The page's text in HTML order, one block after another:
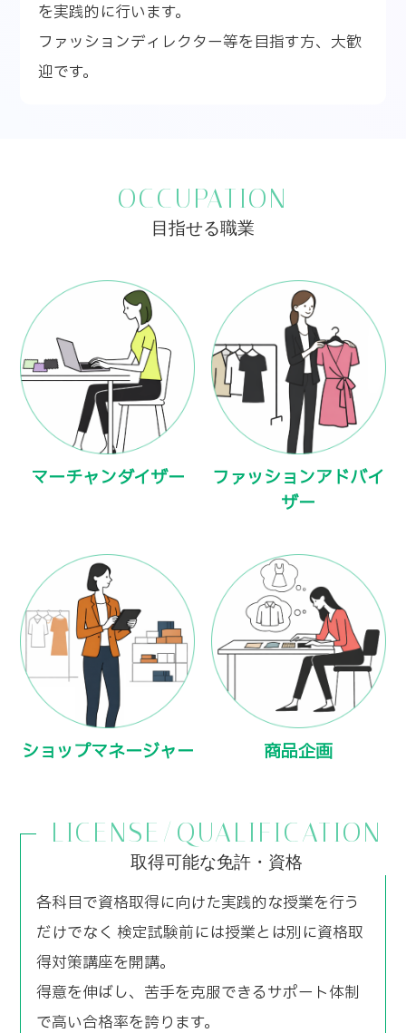
を実践的に行います。
ファッションディレクター等を目指す方、大歓
迎です。
OCCUPATION
目指せる職業
マーチャンダイザー
ファッションアドバイ
ザー
ショップマネージャー 商品企画
LICENSE/QUALIFICATION
取得可能な免許・資格
各科目で資格取得に向けた実践的な授業を行う
だけでなく 検定試験前には授業とは別に資格取
得対策講座を開講。
得意を伸ばし、苦手を克服できるサポート体制
で高い合格率を誇ります。